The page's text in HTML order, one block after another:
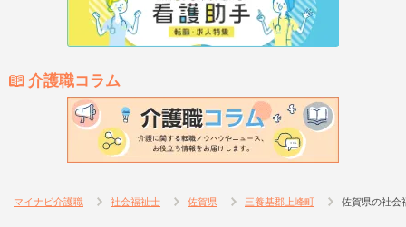
介護職コラム
マイナビ介護職 社会福祉士 佐賀県 三養基郡上峰町 佐賀県の社会